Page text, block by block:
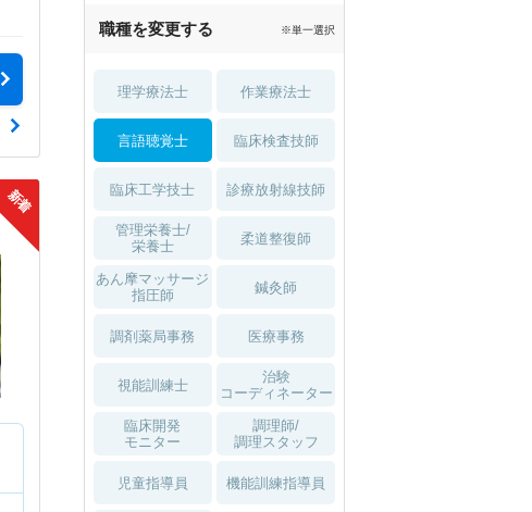
職種を変更する ※単一選択
理学療法士 作業療法士
言語聴覚士 臨床検査技師
臨床工学技士 診療放射線技師
管理栄養士/
栄養士
柔道整復師
あん摩マッサージ
指圧師
鍼灸師
調剤薬局事務 医療事務
視能訓練士
治験
コーディネーター
臨床開発
モニター
調理師/
調理スタッフ
児童指導員 機能訓練指導員